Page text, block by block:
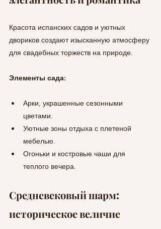
Красота испанских садов и уютных
двориков создают изысканную атмосферу
для свадебных торжеств на природе.
Элементы сада:
Арки, украшенные сезонными
цветами.
Уютные зоны отдыха с плетеной
мебелью.
Огоньки и костровые чаши для
теплого вечера.
Средневековый шарм:
историческое величие